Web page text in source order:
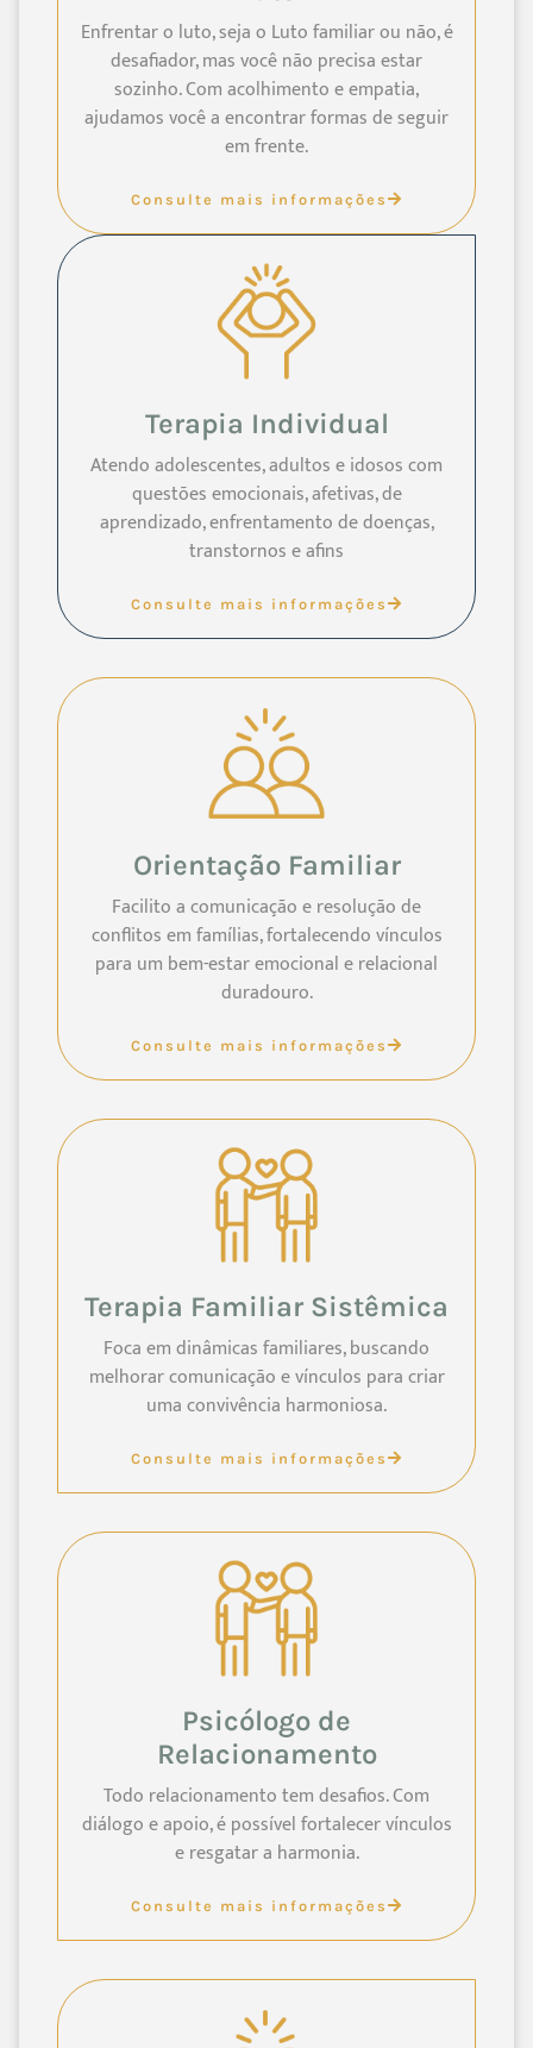
Enfrentar o luto, seja o Luto familiar ou não, é
desafiador, mas você não precisa estar
sozinho. Com acolhimento e empatia,
ajudamos você a encontrar formas de seguir
em frente.
Consulte mais informações
Terapia Individual
Atendo adolescentes, adultos e idosos com
questões emocionais, afetivas, de
aprendizado, enfrentamento de doenças,
transtornos e afins
Consulte mais informações
Orientação Familiar
Facilito a comunicação e resolução de
conflitos em famílias, fortalecendo vínculos
para um bem-estar emocional e relacional
duradouro.
Consulte mais informações
Terapia Familiar Sistêmica
Foca em dinâmicas familiares, buscando
melhorar comunicação e vínculos para criar
uma convivência harmoniosa.
Consulte mais informações
Psicólogo de
Relacionamento
Todo relacionamento tem desafios. Com
diálogo e apoio, é possível fortalecer vínculos
e resgatar a harmonia.
Consulte mais informações